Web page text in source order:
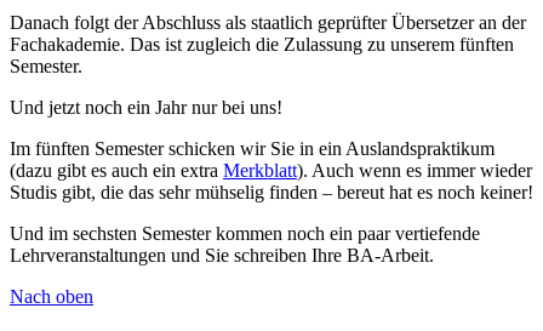
Danach folgt der Abschluss als staatlich geprüfter Übersetzer an der
Fachakademie. Das ist zugleich die Zulassung zu unserem fünften
Semester.
Und jetzt noch ein Jahr nur bei uns!
Im fünften Semester schicken wir Sie in ein Auslandspraktikum
(dazu gibt es auch ein extra Merkblatt). Auch wenn es immer wieder
Studis gibt, die das sehr mühselig finden – bereut hat es noch keiner!
Und im sechsten Semester kommen noch ein paar vertiefende
Lehrveranstaltungen und Sie schreiben Ihre BA-Arbeit.
Nach oben